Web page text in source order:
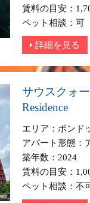
賃料の目安：
ペット相談：可
詳細を見る
サウスクォ
Residence
エリア：ポンド
アパート形態：
築年数：2024
賃料の目安：
ペット相談：不